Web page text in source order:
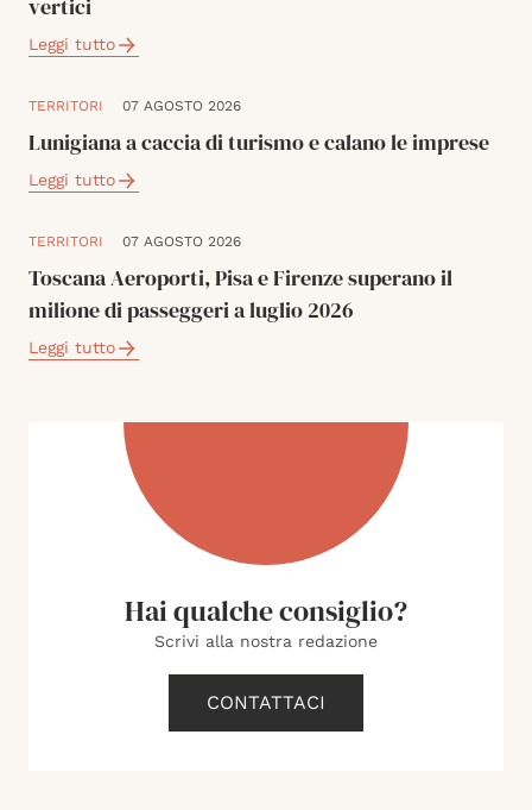
vertici
Leggi tutto
TERRITORI 07 AGOSTO 2026
Lunigiana a caccia di turismo e calano le imprese
Leggi tutto
TERRITORI 07 AGOSTO 2026
Toscana Aeroporti, Pisa e Firenze superano il
milione di passeggeri a luglio 2026
Leggi tutto
Hai qualche consiglio?
Scrivi alla nostra redazione
CONTATTACI